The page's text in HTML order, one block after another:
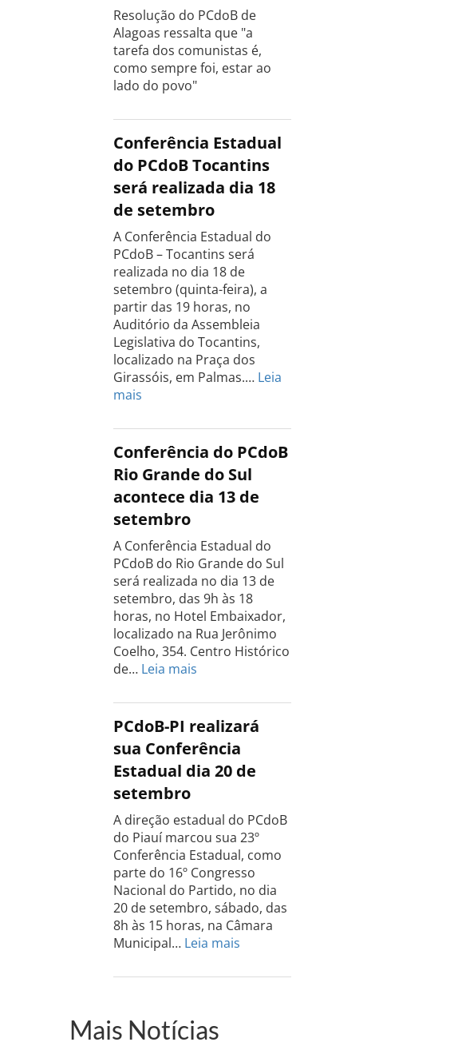
Resolução do PCdoB de
Alagoas ressalta que "a
tarefa dos comunistas é,
como sempre foi, estar ao
lado do povo"
Conferência Estadual
do PCdoB Tocantins
será realizada dia 18
de setembro
A Conferência Estadual do
PCdoB – Tocantins será
realizada no dia 18 de
setembro (quinta-feira), a
partir das 19 horas, no
Auditório da Assembleia
Legislativa do Tocantins,
localizado na Praça dos
Girassóis, em Palmas.… Leia
mais
Estadual
do
Tocantins
será
realizada
18
de
setembro
Conferência do PCdoB
Rio Grande do Sul
acontece dia 13 de
setembro
A Conferência Estadual do
PCdoB do Rio Grande do Sul
será realizada no dia 13 de
setembro, das 9h às 18
horas, no Hotel Embaixador,
localizado na Rua Jerônimo
Coelho, 354. Centro Histórico
de… Leia mais
do
PCdoB
Rio
Grande
do
dia
13
de
setembro
PCdoB-PI realizará
sua Conferência
Estadual dia 20 de
setembro
A direção estadual do PCdoB
do Piauí marcou sua 23º
Conferência Estadual, como
parte do 16º Congresso
Nacional do Partido, no dia
20 de setembro, sábado, das
8h às 15 horas, na Câmara
Municipal… Leia mais
PI
Mais Notícias